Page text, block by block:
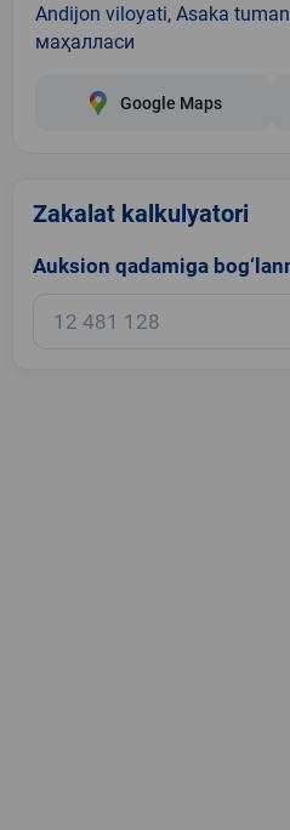
Andijon viloyati, Asaka
маҳалласи
Google Maps
Zakalat kalkulyatori
Auksion qadamiga